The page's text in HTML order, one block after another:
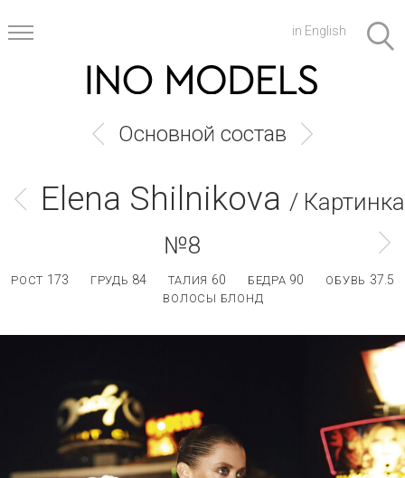
in English
Основной состав
Elena Shilnikova / Картинка
№8
РОСТ 173 ГРУДЬ 84 ТАЛИЯ 60 БЕДРА 90 ОБУВЬ 37.5
ВОЛОСЫ БЛОНД